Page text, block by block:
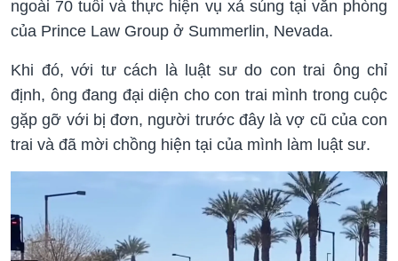
ngoài 70 tuổi và thực hiện vụ xả súng tại văn phòng
của Prince Law Group ở Summerlin, Nevada.
Khi đó, với tư cách là luật sư do con trai ông chỉ
định, ông đang đại diện cho con trai mình trong cuộc
gặp gỡ với bị đơn, người trước đây là vợ cũ của con
trai và đã mời chồng hiện tại của mình làm luật sư.